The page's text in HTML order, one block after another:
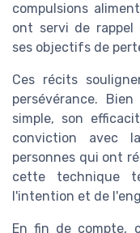
compulsions
ont servi de
ses objectifs de
Ces récits
persévérance.
simple, son
conviction avec
personnes qui ont
cette technique
l'intention et de
En fin de compte,